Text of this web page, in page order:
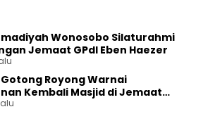
Wonosobo Silaturahmi
Jemaat GPdI Eben Haezer
Royong Warnai
Kembali Masjid di Jemaat